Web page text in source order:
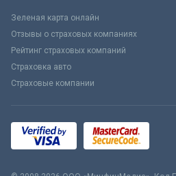
Зеленая карта онлайн
Отзывы о страховых компаниях
Рейтинг страховых компаний
Страховка авто
Страховые компании